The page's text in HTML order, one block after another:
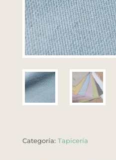
Categoría: Tapicería